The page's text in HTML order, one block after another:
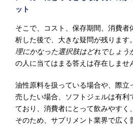
ット
そこで、コスト、保存期間、消費者
析した後で、大きな疑問が残ります
理にかなった選択肢はどれでしょう
の人に当てはまる答えは存在しませ
油性原料を扱っている場合や、際立
売したい場合、ソフトジェルは有利
ており、消費者にとって飲みやすく
そのため、サプリメント業界で広く